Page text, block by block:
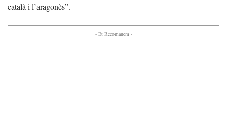
català i l’aragonès”.
- Et Recomanem -